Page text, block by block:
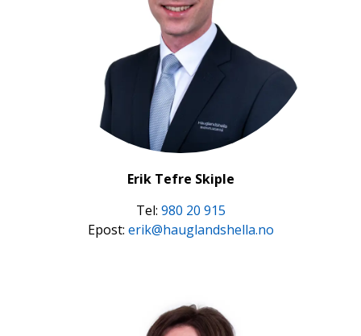
Erik Tefre Skiple
Tel: 980 20 915
Epost: erik@hauglandshella.no